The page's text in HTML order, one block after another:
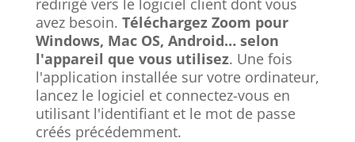
avez besoin. Téléchargez Zoom pour
Windows, Mac OS, Android… selon
l'appareil que vous utilisez. Une fois
l'application installée sur votre ordinateur,
lancez le logiciel et connectez-vous en
utilisant l'identifiant et le mot de passe
créés précédemment.